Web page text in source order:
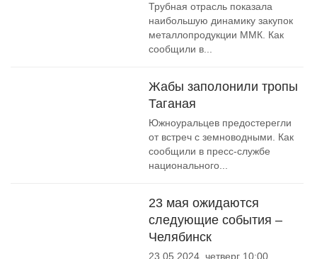
Трубная отрасль показала
наибольшую динамику закупок
металлопродукции ММК. Как
сообщили в...
Жабы заполонили тропы
Таганая
Южноуральцев предостерегли
от встреч с земноводными. Как
сообщили в пресс-службе
национального...
23 мая ожидаются
следующие события –
Челябинск
23.05.2024, четверг 10:00